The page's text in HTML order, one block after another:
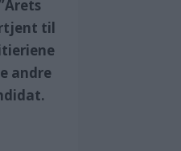
til
andre